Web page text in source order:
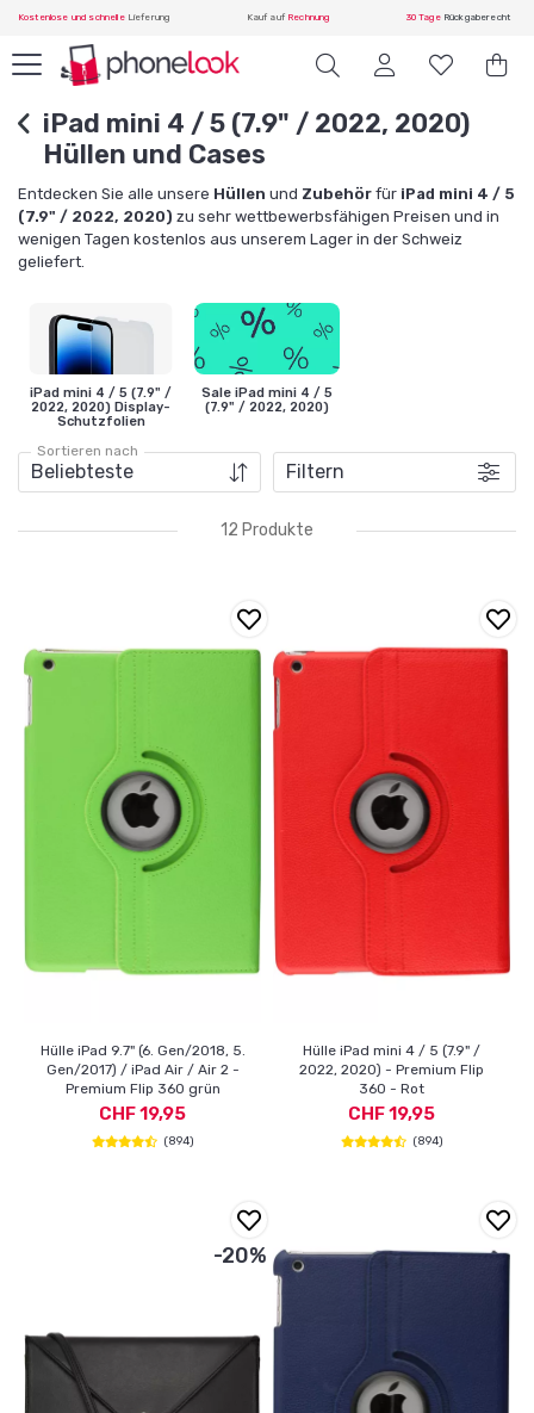
Kostenlose und schnelleLieferung Kauf auf Rechnung 30 TageRückgaberecht
iPad mini 4 / 5 (7.9" / 2022, 2020)
Hüllen und Cases
Entdecken Sie alle unsere Hüllen und Zubehör für iPad mini 4 / 5
(7.9" / 2022, 2020) zu sehr wettbewerbsfähigen Preisen und in
wenigen Tagen kostenlos aus unserem Lager in der Schweiz
geliefert.
iPad mini 4 / 5 (7.9" /
2022, 2020) Display-
Schutzfolien
Sale iPad mini 4 / 5
(7.9" / 2022, 2020)
Sortieren nach
Filtern
12 Produkte
Hülle iPad 9.7" (6. Gen/2018, 5.
Gen/2017) / iPad Air / Air 2 -
Premium Flip 360 grün
CHF 19,95
(894)
Hülle iPad mini 4 / 5 (7.9" /
2022, 2020) - Premium Flip
360 - Rot
CHF 19,95
(894)
-20%